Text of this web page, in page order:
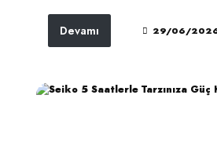
temsilcilerinden biridir.
kullanım ihtiyacına ve stil
Devamı 29/06/